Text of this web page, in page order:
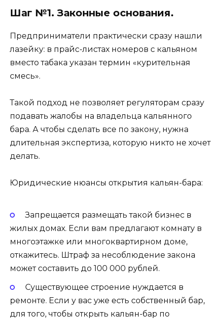
Шаг №1. Законные основания.
Предприниматели практически сразу нашли
лазейку: в прайс-листах номеров с кальяном
вместо табака указан термин «курительная
смесь».
Такой подход не позволяет регуляторам сразу
подавать жалобы на владельца кальянного
бара. А чтобы сделать все по закону, нужна
длительная экспертиза, которую никто не хочет
делать.
Юридические нюансы открытия кальян-бара:
Запрещается размещать такой бизнес в
жилых домах. Если вам предлагают комнату в
многоэтажке или многоквартирном доме,
откажитесь. Штраф за несоблюдение закона
может составить до 100 000 рублей.
Существующее строение нуждается в
ремонте. Если у вас уже есть собственный бар,
для того, чтобы открыть кальян-бар по